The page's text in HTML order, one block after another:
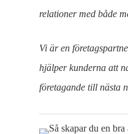
relationer med både
Vi är en
hjälper kunderna att
företagande till nästa